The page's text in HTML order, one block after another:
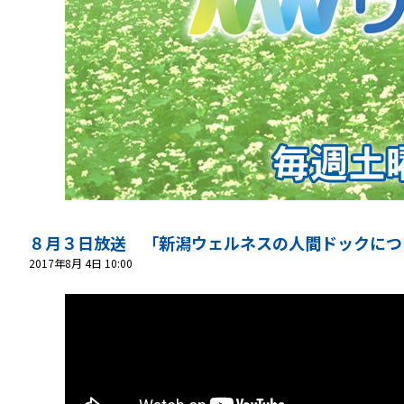
８月３日放送 「新潟ウェルネスの人間ドックに
2017年8月 4日 10:00